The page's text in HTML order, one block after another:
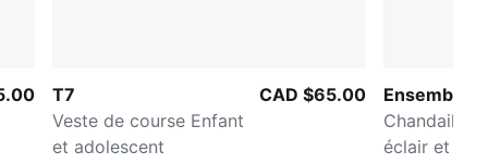
T7
Veste de course Enfant
et adolescent
CAD $65.00
Ensembles
Chandail à
éclair et